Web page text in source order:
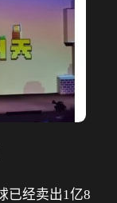
已经卖出1亿8